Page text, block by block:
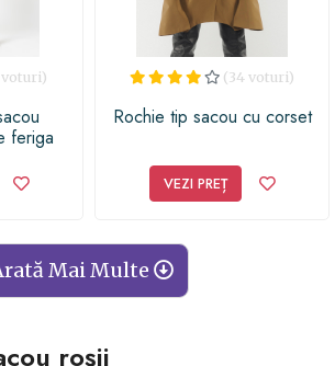
voturi)
feriga
(34 voturi)
Rochie tip sacou cu corset
VEZI PREȚ
Mai Multe
roșii